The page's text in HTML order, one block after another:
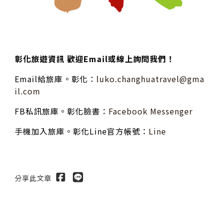
彰化旅遊資訊 歡迎Email或線上詢問我們！
Email給旅庫。彰化： luko.changhuatravel@gma
il.com
FB私訊旅庫。彰化臉書： Facebook Messenger
手機加入旅庫。彰化Line官方帳號： Line
分享此文章